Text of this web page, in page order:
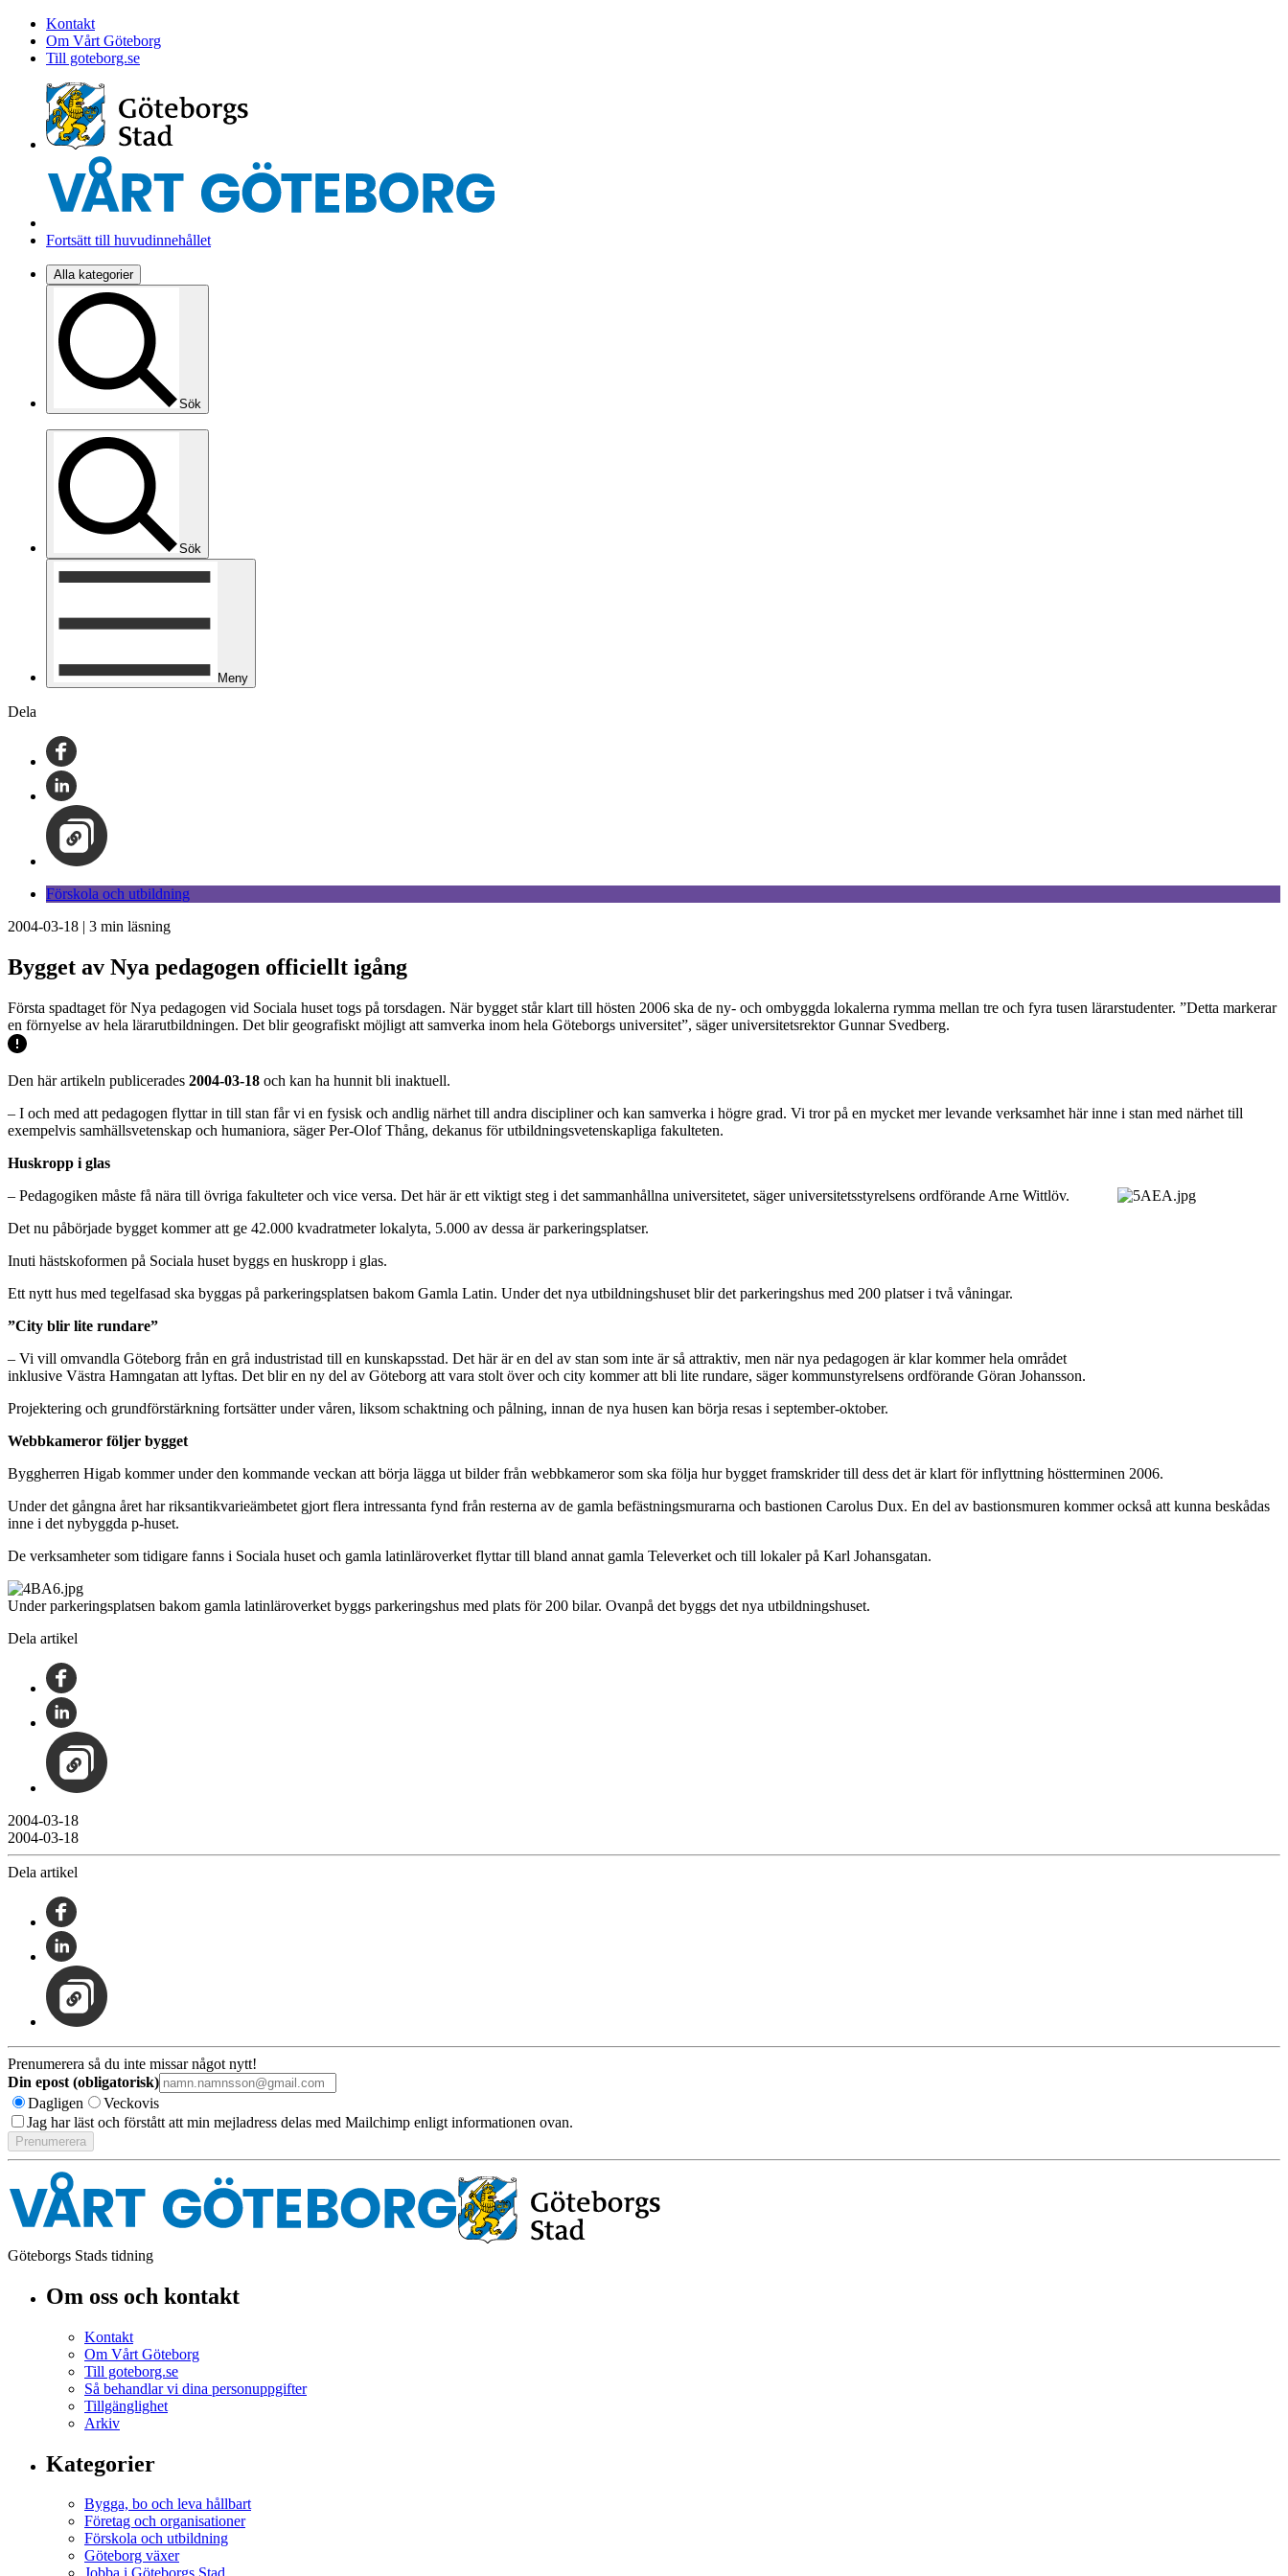
Kontakt
Om Vårt Göteborg
Till goteborg.se
Fortsätt till huvudinnehållet
Alla kategorier
Sök
Sök
Meny
Dela
Förskola och utbildning
2004-03-18 | 3 min läsning
Bygget av Nya pedagogen officiellt igång
Första spadtaget för Nya pedagogen vid Sociala huset togs på torsdagen. När bygget står klart till hösten 2006 ska de ny- och ombyggda lokalerna rymma mellan tre och fyra tusen lärarstudenter. ”Detta markerar
en förnyelse av hela lärarutbildningen. Det blir geografiskt möjligt att samverka inom hela Göteborgs universitet”, säger universitetsrektor Gunnar Svedberg.
Den här artikeln publicerades 2004-03-18 och kan ha hunnit bli inaktuell.
– I och med att pedagogen flyttar in till stan får vi en fysisk och andlig närhet till andra discipliner och kan samverka i högre grad. Vi tror på en mycket mer levande verksamhet här inne i stan med närhet till
exempelvis samhällsvetenskap och humaniora, säger Per-Olof Thång, dekanus för utbildningsvetenskapliga fakulteten.
Huskropp i glas
– Pedagogiken måste få nära till övriga fakulteter och vice versa. Det här är ett viktigt steg i det sammanhållna universitetet, säger universitetsstyrelsens ordförande Arne Wittlöv.
Det nu påbörjade bygget kommer att ge 42.000 kvadratmeter lokalyta, 5.000 av dessa är parkeringsplatser.
Inuti hästskoformen på Sociala huset byggs en huskropp i glas.
Ett nytt hus med tegelfasad ska byggas på parkeringsplatsen bakom Gamla Latin. Under det nya utbildningshuset blir det parkeringshus med 200 platser i två våningar.
”City blir lite rundare”
– Vi vill omvandla Göteborg från en grå industristad till en kunskapsstad. Det här är en del av stan som inte är så attraktiv, men när nya pedagogen är klar kommer hela området
inklusive Västra Hamngatan att lyftas. Det blir en ny del av Göteborg att vara stolt över och city kommer att bli lite rundare, säger kommunstyrelsens ordförande Göran Johansson.
Projektering och grundförstärkning fortsätter under våren, liksom schaktning och pålning, innan de nya husen kan börja resas i september-oktober.
Webbkameror följer bygget
Byggherren Higab kommer under den kommande veckan att börja lägga ut bilder från webbkameror som ska följa hur bygget framskrider till dess det är klart för inflyttning höstterminen 2006.
Under det gångna året har riksantikvarieämbetet gjort flera intressanta fynd från resterna av de gamla befästningsmurarna och bastionen Carolus Dux. En del av bastionsmuren kommer också att kunna beskådas
inne i det nybyggda p-huset.
De verksamheter som tidigare fanns i Sociala huset och gamla latinläroverket flyttar till bland annat gamla Televerket och till lokaler på Karl Johansgatan.
Under parkeringsplatsen bakom gamla latinläroverket byggs parkeringshus med plats för 200 bilar. Ovanpå det byggs det nya utbildningshuset.
Dela artikel
2004-03-18
2004-03-18
Dela artikel
Prenumerera så du inte missar något nytt!
Din epost (obligatorisk)
Dagligen
Veckovis
Jag har läst och förstått att min mejladress delas med Mailchimp enligt informationen ovan.
Göteborgs Stads tidning
Om oss och kontakt
Kontakt
Om Vårt Göteborg
Till goteborg.se
Så behandlar vi dina personuppgifter
Tillgänglighet
Arkiv
Kategorier
Bygga, bo och leva hållbart
Företag och organisationer
Förskola och utbildning
Göteborg växer